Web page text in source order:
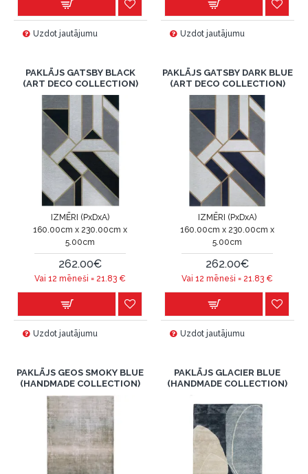
Uzdot jautājumu Uzdot jautājumu
PAKLĀJS GATSBY BLACK
(ART DECO COLLECTION)
IZMĒRI (PxDxA)
160.00cm x 230.00cm x
5.00cm
262.00€
Vai 12 mēneši = 21.83 €
Uzdot jautājumu
PAKLĀJS GATSBY DARK BLUE
(ART DECO COLLECTION)
IZMĒRI (PxDxA)
160.00cm x 230.00cm x
5.00cm
262.00€
Vai 12 mēneši = 21.83 €
Uzdot jautājumu
PAKLĀJS GEOS SMOKY BLUE
(HANDMADE COLLECTION)
PAKLĀJS GLACIER BLUE
(HANDMADE COLLECTION)